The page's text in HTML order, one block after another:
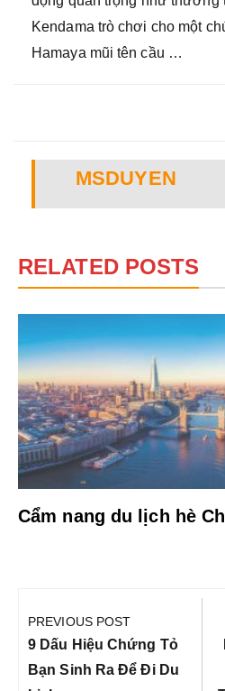
Kendama trò chơi cho một
Hamaya mũi tên cầu …
MSDUYEN
RELATED POSTS
Cẩm nang du lịch hè
hướng
bài
viết
PREVIOUS POST
Previous
Post:
9 Dấu Hiệu Chứng Tỏ
Bạn Sinh Ra Để Đi Du